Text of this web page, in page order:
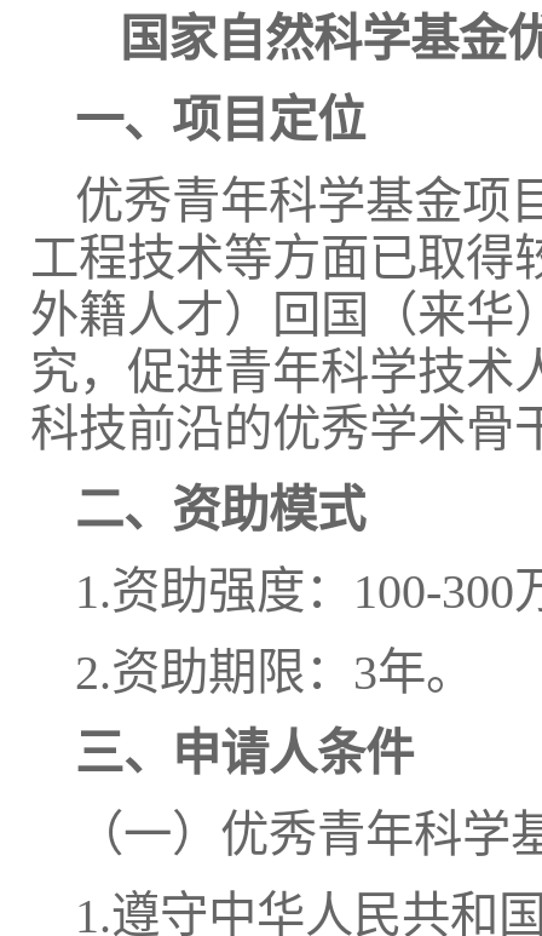
国家自然科学基金
一、项目定位
优秀青年科学基金项
工程技术等方面已取得
外籍人才）回国（来华
究，促进青年科学技术
科技前沿的优秀学术骨
二、资助模式
1.资助强度：100-300
2.资助期限：3年。
三、申请人条件
（一）优秀青年科
1.遵守中华人民共和